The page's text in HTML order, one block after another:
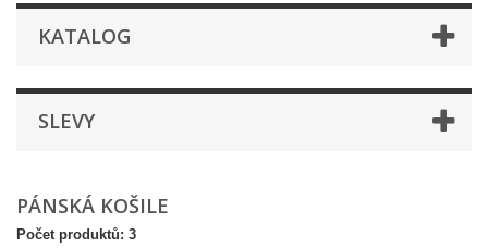
KATALOG
SLEVY
PÁNSKÁ KOŠILE
Počet produktů: 3